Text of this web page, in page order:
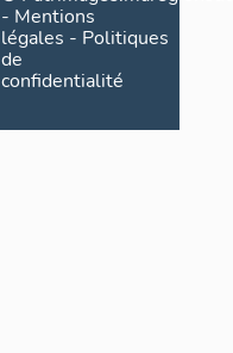
- Mentions
légales - Politiques
de
confidentialité